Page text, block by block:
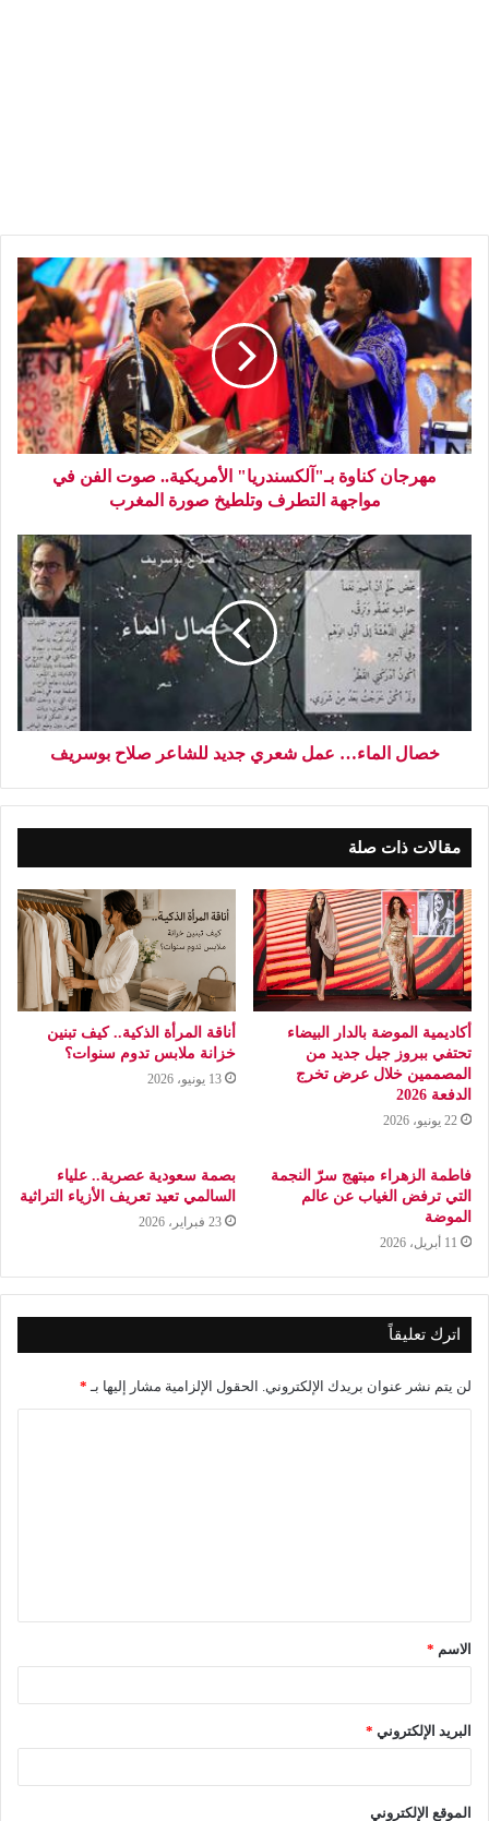
مهرجان كناوة بـ"آلكسندريا" الأمريكية.. صوت الفن في
مواجهة التطرف وتلطيخ صورة المغرب
خصال الماء… عمل شعري جديد للشاعر صلاح بوسريف
مقالات ذات صلة
أكاديمية الموضة بالدار البيضاء
تحتفي ببروز جيل جديد من
المصممين خلال عرض تخرج
الدفعة 2026
22 يونيو، 2026
أناقة المرأة الذكية.. كيف تبنين
خزانة ملابس تدوم سنوات؟
13 يونيو، 2026
فاطمة الزهراء مبتهج سرّ النجمة
التي ترفض الغياب عن عالم
الموضة
11 أبريل، 2026
بصمة سعودية عصرية.. علياء
السالمي تعيد تعريف الأزياء التراثية
23 فبراير، 2026
اترك تعليقاً
لن يتم نشر عنوان بريدك الإلكتروني. الحقول الإلزامية مشار إليها بـ *
ق
*الاسم *
البريد الإلكتروني *
الموقع الإلكتروني